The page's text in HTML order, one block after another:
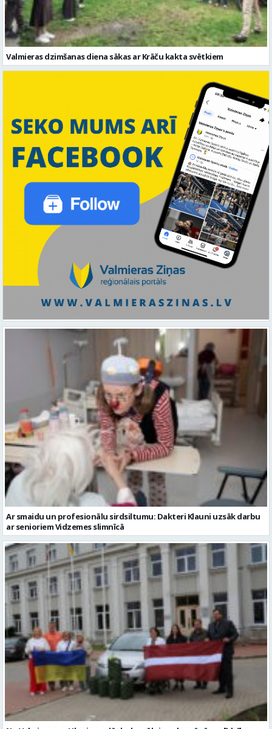
Valmieras dzimšanas diena sākas ar Krāču kakta svētkiem
Ar smaidu un profesionālu sirdsiltumu: Dakteri Klauni uzsāk darbu
ar senioriem Vidzemes slimnīcā